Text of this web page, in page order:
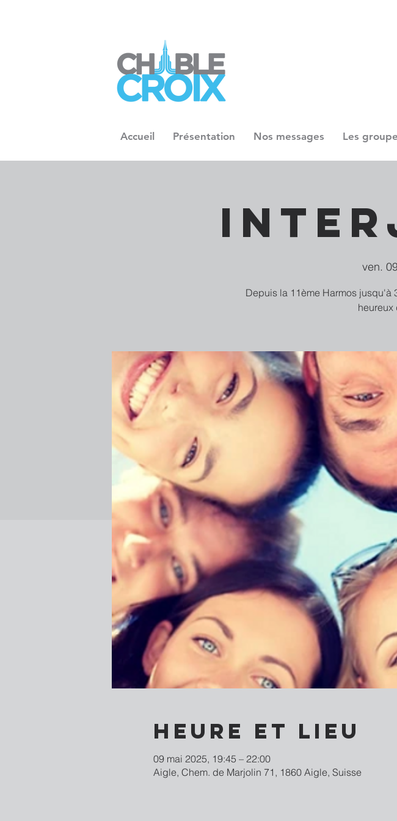
Accueil Présentation Nos messages Les
ven.
Depuis la 11ème Harmos jusqu'à
heureux
Heure et lieu
09 mai 2025, 19:45 – 22:00
Aigle, Chem. de Marjolin 71, 1860 Aigle, Suisse